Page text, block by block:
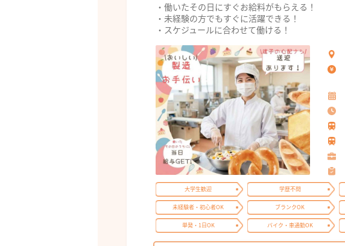
・働いたその日にすぐお給料がもらえる！
・未経験の方でもすぐに活躍できる！
・スケジュールに合わせて働ける！
大学生歓迎 学歴不問
未経験者・初心者OK ブランクOK
単発・1日OK バイク・車通勤OK